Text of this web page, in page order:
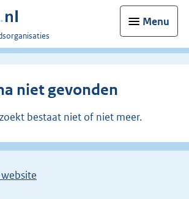
Menu
niet gevonden
bestaat niet of niet meer.